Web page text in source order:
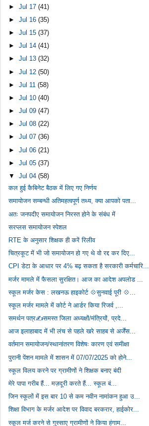
►Jul 17(41)
►Jul 16(35)
►Jul 15(37)
►Jul 14(41)
►Jul 13(32)
►Jul 12(50)
►Jul 11(58)
►Jul 10(40)
►Jul 09(47)
►Jul 08(22)
►Jul 07(36)
►Jul 06(21)
►Jul 05(37)
▼Jul 04(58)
कल हुई कैबिनेट बैठक में लिए गए निर्णय
समायोजन सम्बन्धी अतिमहत्वपूर्ण तथ्य, क्या आपको पता...
अतः जनपदीए समायोजन निरस्त होने के संबंध में
सरप्लस समायोजन स्पेशल
RTE के अनुसार शिक्षक ही करें रिलीव
चित्रकूट में भी जो समायोजन हो गए थे वो रद्द कर दिए...
CPI डेटा के आधार पर 4% बढ़ सकता है सरकारी कर्मचारि...
मर्जर मामले में फैसला सुरक्षित। आज का आदेश अपलोड ...
स्कूल मर्जर केस : लखनऊ हाइकोर्ट 💠सुनवाई पूरी 💠...
स्कूल मर्जर मामले में कोर्ट ने आर्डर किया रिजर्व ,...
समर्थन पत्र✍️समस्त जिला अध्यक्षों/मंत्रियों, प्रदे...
आज इलाहाबाद में भी लंच से पहले खरे साहब से अर्जेंस...
वर्तमान समायोजन/स्थानांतरण विशेषः कारण एवं समीक्षा
पुरानी पेंशन मामले में शासन में 07/07/2025 को होने...
स्कूल विलय करने पर ग्रामीणों ने शिक्षक बनाए बंदी
मेरे पापा गरीब हैं... मज़दूरी करते हैं... स्कूल बं...
जिन स्कूलों में इस बार 10 से कम नवीन नामांकन हुआ उ...
शिक्षा विभाग के मर्जर आदेश पर विवाद बरकरार, हाईकोर...
स्कूल मर्ज करने से गुस्साए ग्रामीणों ने किया हंगाम...